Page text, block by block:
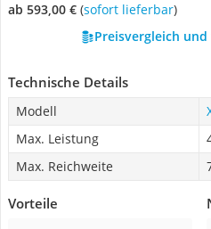
ab 593,00 € ( Sofort lieferbar)
Preisvergleich
Technische Details
Modell
Max. Leistung
Max. Reichweite
Vorteile